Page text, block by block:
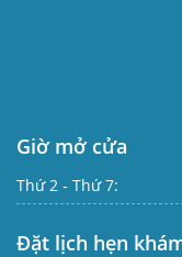
Giờ mở cửa
Thứ 2 - Thứ 7:
Đặt lịch hẹn